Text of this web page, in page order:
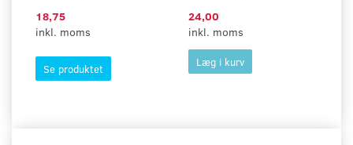
18,75
inkl. moms
Se produktet
24,00
inkl. moms
Læg i kurv